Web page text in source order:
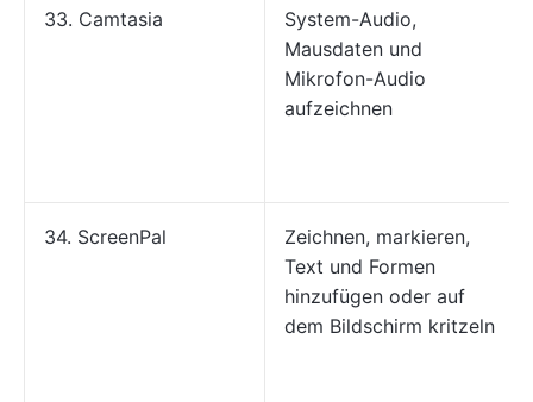
33. Camtasia
System-Audio,
Mausdaten und
Mikrofon-Audio
aufzeichnen
34. ScreenPal
Zeichnen, markieren,
Text und Formen
hinzufügen oder auf
dem Bildschirm kritzeln